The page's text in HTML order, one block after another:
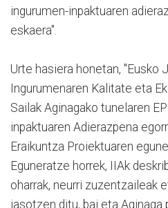
ingurumen-inpaktuaren
eskaera".
Urte hasiera honetan, "Eusko
Ingurumenaren Kalitate eta
Sailak Aginagako tunelaren
inpaktuaren Adierazpena
Eraikuntza Proiektuaren
Eguneratze horrek, IIAk
oharrak, neurri zuzentzaileak
jasotzen ditu, bai eta Aginaga